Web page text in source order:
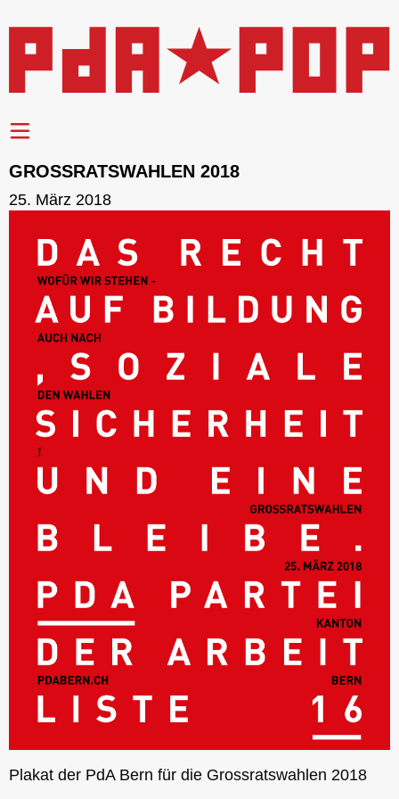
GROSSRATSWAHLEN 2018
25. März 2018
Plakat der PdA Bern für die Grossratswahlen 2018